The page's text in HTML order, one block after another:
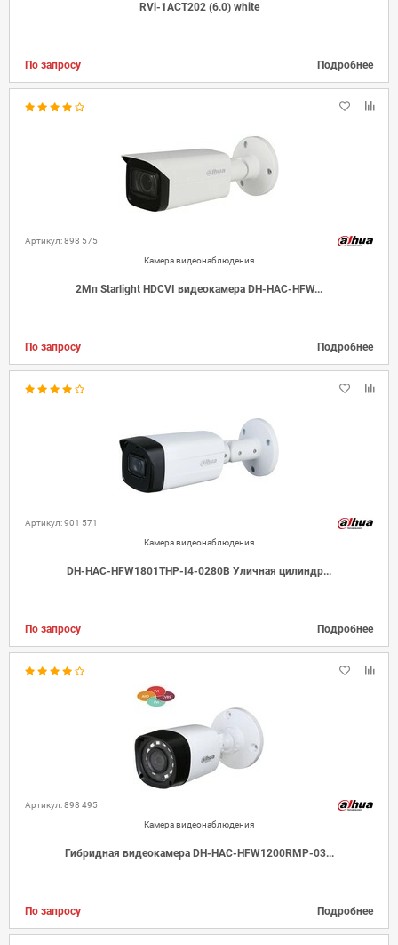
RVi-1ACT202 (6.0) white
По запросу Подробнее
Артикул: 898 575
Камера видеонаблюдения
2Мп Starlight HDCVI видеокамера DH-HAC-HFW...
По запросу Подробнее
Артикул: 901 571
Камера видеонаблюдения
DH-HAC-HFW1801THP-I4-0280B Уличная цилиндр...
По запросу Подробнее
Артикул: 898 495
Камера видеонаблюдения
Гибридная видеокамера DH-HAC-HFW1200RMP-03...
По запросу Подробнее